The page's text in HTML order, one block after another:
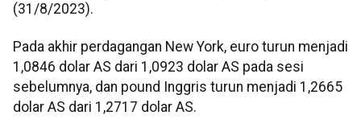
(31/8/2023).
Pada akhir perdagangan New York, euro turun menjadi
1,0846 dolar AS dari 1,0923 dolar AS pada sesi
sebelumnya, dan pound Inggris turun menjadi 1,2665
dolar AS dari 1,2717 dolar AS.